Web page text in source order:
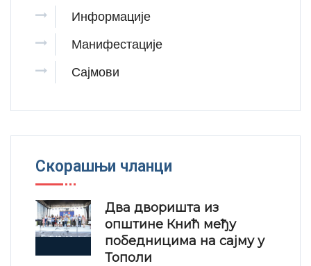
Информације
Манифестације
Сајмови
Скорашњи чланци
Два дворишта из
општине Кнић међу
победницима на сајму у
Тополи